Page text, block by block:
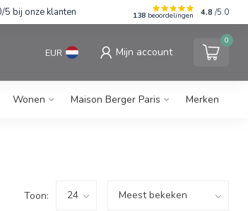
5 bij onze klanten 138 beoordelingen 4.8 /5.0
EUR Mijn account
0
Wonen Maison Berger Paris Merken
Toon: